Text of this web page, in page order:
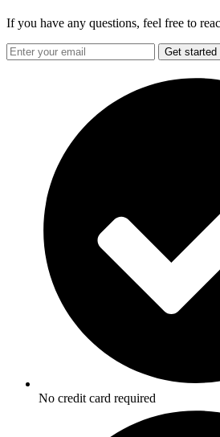
If you have any questions, feel free to
Get started
No credit card required